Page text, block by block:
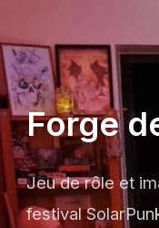
Forge
Jeu de rôle et
festival